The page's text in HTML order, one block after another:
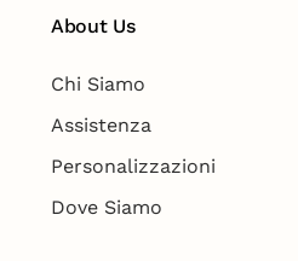
About Us
Chi Siamo
Assistenza
Personalizzazioni
Dove Siamo